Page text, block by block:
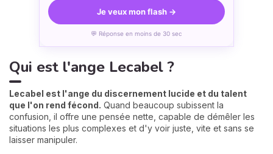
Je veux mon flash →
💬 Réponse en moins de 30 sec
Qui est l'ange Lecabel ?
Lecabel est l'ange du discernement lucide et du talent
que l'on rend fécond. Quand beaucoup subissent la
confusion, il offre une pensée nette, capable de démêler les
situations les plus complexes et d'y voir juste, vite et sans se
laisser manipuler.